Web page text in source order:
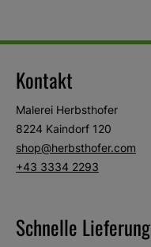
Kontakt
Malerei Herbsthofer
8224 Kaindorf 120
shop@herbsthofer.com
+43 3334 2293
Schnelle Lieferung